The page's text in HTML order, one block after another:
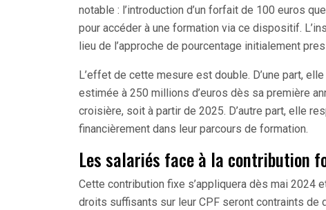
notable : l’introduction d’un forfait de 100 euros
pour accéder à une formation via ce dispositif.
lieu de l’approche de pourcentage initialement
L’effet de cette mesure est double. D’une part,
estimée à 250 millions d’euros dès sa première
croisière, soit à partir de 2025. D’autre part, elle
financièrement dans leur parcours de formation.
Les salariés face à la contribution
Cette contribution fixe s’appliquera dès mai 2024
droits suffisants sur leur CPF seront contraints de